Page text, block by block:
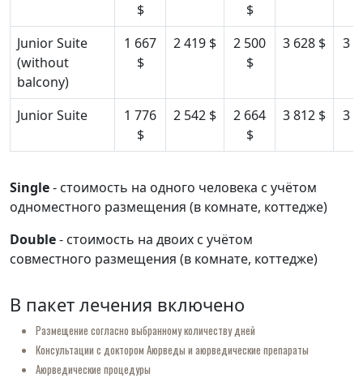
$ $
Junior Suite
(without
balcony)
1 667
$
2 419 $
2 500
$
3 628 $
3
Junior Suite
1 776
$
2 542 $
2 664
$
3 812 $
3
Single- стоимость на одного человека с учётом
одноместного размещения (в комнате, коттедже)
Double- стоимость на двоих с учётом
совместного размещения (в комнате, коттедже)
В пакет лечения включено
Размещение согласно выбранному количеству дней
Консультации с доктором Аюрведы и аюрведические препараты
Аюрведические процедуры